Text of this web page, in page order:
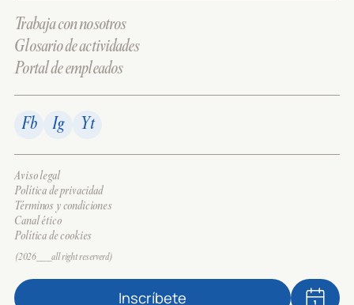
Inscríbete
Trabaja con nosotros
Glosario de actividades
Portal de empleados
Fb Ig Yt
Aviso legal
Política de privacidad
Términos y condiciones
Canal ético
Política de cookies
(2026___all right reserverd)